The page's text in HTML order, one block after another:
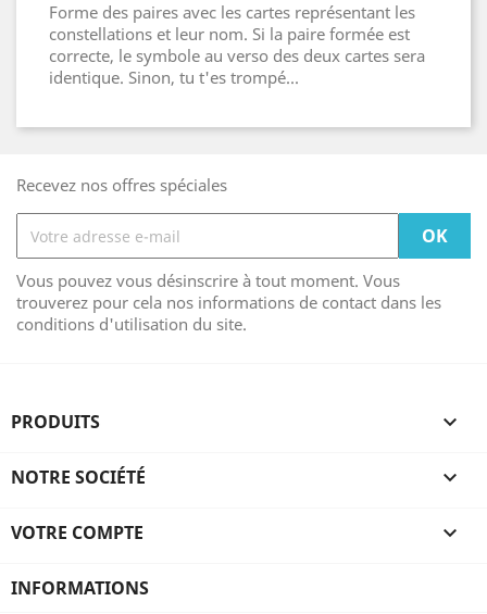
Forme des paires avec les cartes représentant les
constellations et leur nom. Si la paire formée est
correcte, le symbole au verso des deux cartes sera
identique. Sinon, tu t'es trompé...
Recevez nos offres spéciales
Vous pouvez vous désinscrire à tout moment. Vous
trouverez pour cela nos informations de contact dans les
conditions d'utilisation du site.
PRODUITS 
NOTRE SOCIÉTÉ 
VOTRE COMPTE 
INFORMATIONS